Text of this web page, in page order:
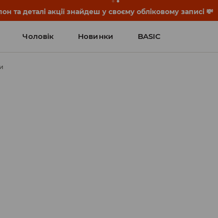
деталі акції знайдеш у своєму обліковому записі 💸
Чоловік Новинки BASIC